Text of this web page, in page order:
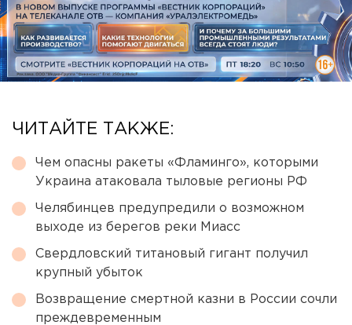
ЧИТАЙТЕ ТАКЖЕ:
Чем опасны ракеты «Фламинго», которыми
Украина атаковала тыловые регионы РФ
Челябинцев предупредили о возможном
выходе из берегов реки Миасс
Свердловский титановый гигант получил
крупный убыток
Возвращение смертной казни в России сочли
преждевременным